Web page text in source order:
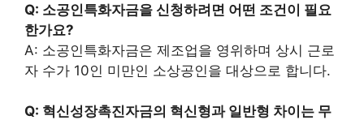
Q: 소공인특화자금을 신청하려면 어떤 조건이 필요
한가요?
A: 소공인특화자금은 제조업을 영위하며 상시 근로
자 수가 10인 미만인 소상공인을 대상으로 합니다.
Q: 혁신성장촉진자금의 혁신형과 일반형 차이는 무